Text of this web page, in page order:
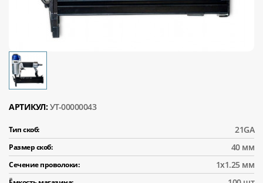
АРТИКУЛ: УТ-00000043
Тип скоб: 21GA
Размер скоб: 40 мм
Сечение проволоки: 1х1.25 мм